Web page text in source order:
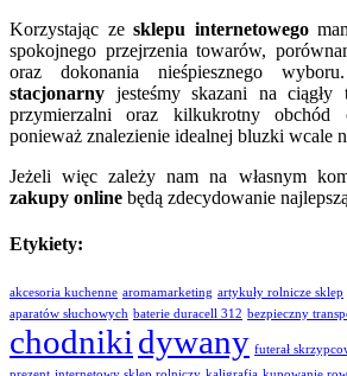
Korzystając ze sklepu internetowego
spokojnego przejrzenia towarów,
oraz dokonania nieśpiesznego
stacjonarny jesteśmy skazani na
przymierzalni oraz kilkukrotny obchód
ponieważ znalezienie idealnej bluzki wcale
Jeżeli więc zależy nam na własnym
zakupy online będą zdecydowanie
Etykiety:
akcesoria kuchenne aromamarketing artykuły rolnicze sklep
aparatów słuchowych baterie duracell 312 bezpieczny
chodniki dywany futerał